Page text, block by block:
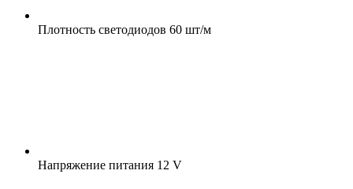
Плотность светодиодов 60 шт/м
Напряжение питания 12 V